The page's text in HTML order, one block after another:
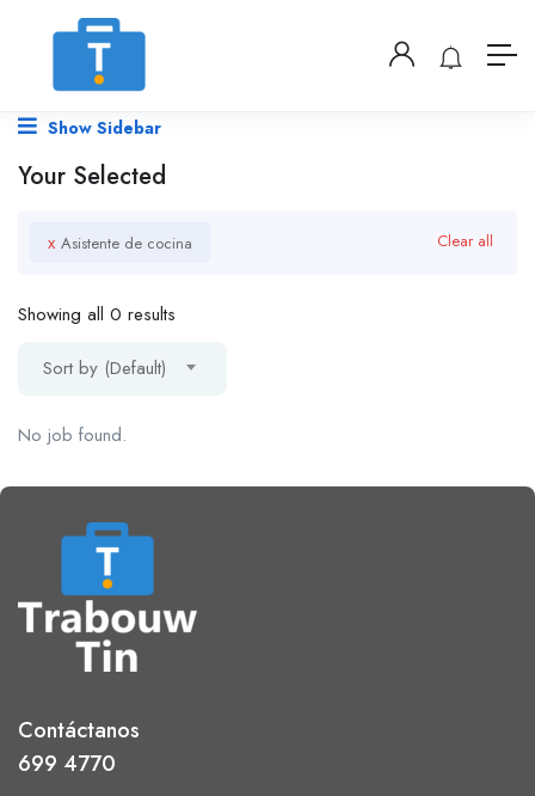
Show Sidebar
Your Selected
x Asistente de cocina Clear all
Showing all 0 results
Sort by (Default)
No job found.
Contáctanos
699 4770